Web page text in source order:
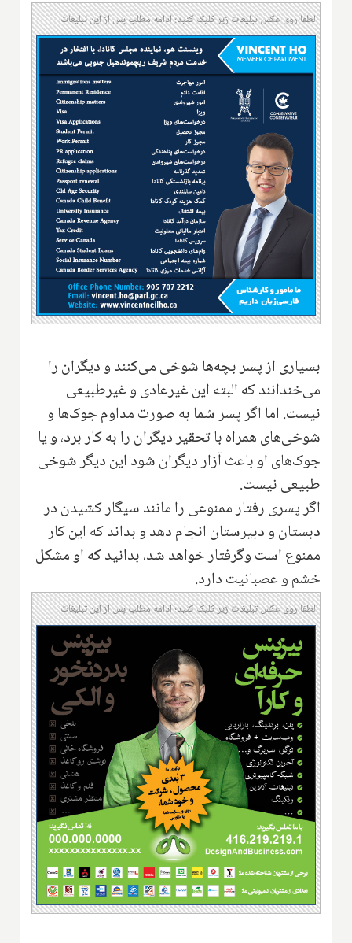
لطفا روی عکس تبلیغات زیر کلیک کنید؛ ادامه مطلب پس از این تبلیغات
بسیاری از پسر بچه‌ها شوخی می‌کنند و دیگران را
می‌خندانند که البته این غیرعادی و غیرطبیعی
نیست. اما اگر پسر شما به صورت مداوم جوک‌ها و
شوخی‌های همراه با تحقیر دیگران را به کار برد،‌ و یا
جوک‌های او باعث آزار دیگران شود این دیگر شوخی
طبیعی نیست.
اگر پسری رفتار ممنوعی را مانند سیگار کشیدن در
دبستان و دبیرستان انجام دهد و بداند که این کار
ممنوع است وگرفتار خواهد شد، بدانید که او مشکل
خشم و عصبانیت دارد.
لطفا روی عکس تبلیغات زیر کلیک کنید؛ ادامه مطلب پس از این تبلیغات